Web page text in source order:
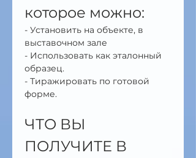
которое можно:
- Установить на объекте, в
выставочном зале
- Использовать как эталонный
образец.
- Тиражировать по готовой
форме.
ЧТО ВЫ
ПОЛУЧИТЕ В